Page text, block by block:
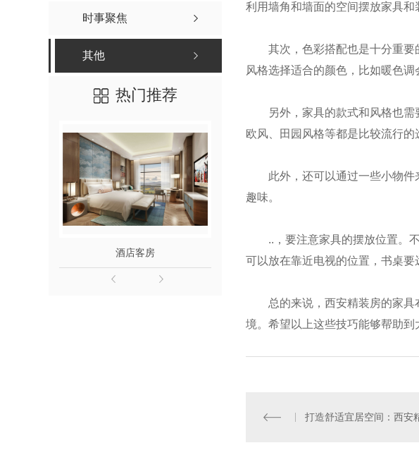
时事聚焦
其他
热门推荐
酒店客房
利用墙角和墙面的空间摆放家具和
其次，色彩搭配也是十分重
风格选择适合的颜色，比如暖色调
另外，家具的款式和风格也
欧风、田园风格等都是比较流行的
此外，还可以通过一些小物
趣味。
..，要注意家具的摆放位置。
可以放在靠近电视的位置，书桌要
总的来说，西安精装房的家
境。希望以上这些技巧能够帮助到
打造舒适宜居空间：西安